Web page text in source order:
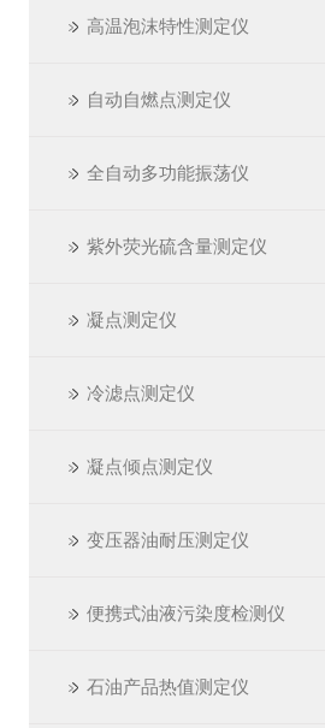
高温泡沫特性测定仪
自动自燃点测定仪
全自动多功能振荡仪
紫外荧光硫含量测定仪
凝点测定仪
冷滤点测定仪
凝点倾点测定仪
变压器油耐压测定仪
便携式油液污染度检测仪
石油产品热值测定仪